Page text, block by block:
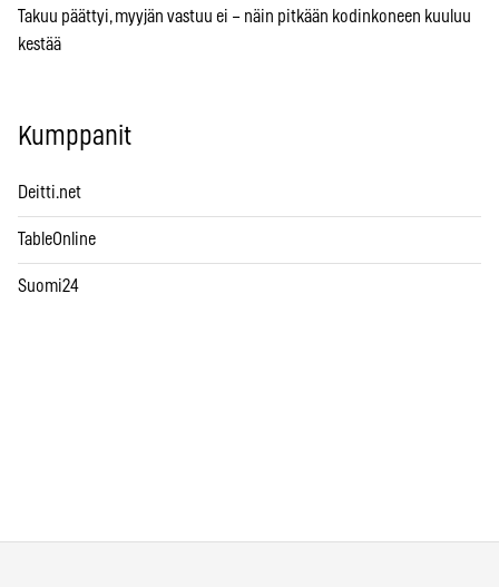
Takuu päättyi, myyjän vastuu ei – näin pitkään kodinkoneen kuuluu
kestää
Kumppanit
Deitti.net
TableOnline
Suomi24